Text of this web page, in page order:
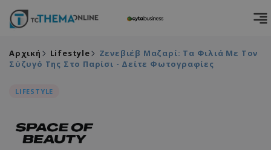
Αρχική Lifestyle
Ζενεβιέβ Μαζαρί: Τα Φιλιά Με Τον
Σύζυγό Της Στο Παρίσι - Δείτε Φωτογραφίες
LIFESTYLE